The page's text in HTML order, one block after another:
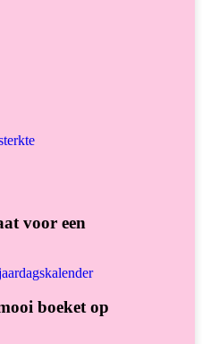
voor een
boeket op